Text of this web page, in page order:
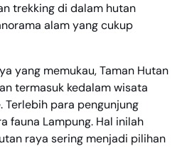
trekking di dalam hutan
alam yang cukup
yang memukau, Taman Hutan
termasuk kedalam wisata
Terlebih para pengunjung
fauna Lampung. Hal inilah
raya sering menjadi pilihan